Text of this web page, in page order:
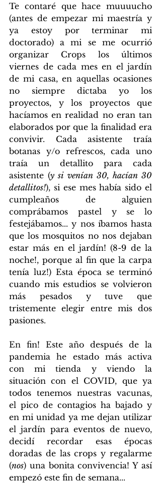
Te contaré que hace muuuucho
(antes de empezar mi maestría y
ya estoy por terminar mi
doctorado) a mi se me ocurrió
organizar Crops los últimos
viernes de cada mes en el jardín
de mi casa, en aquellas ocasiones
no siempre dictaba yo los
proyectos, y los proyectos que
hacíamos en realidad no eran tan
elaborados por que la finalidad era
convivir. Cada asistente traía
botanas y/o refrescos, cada uno
traía un detallito para cada
asistente (y si venían 30, hacían 30
detallitos!), si ese mes había sido el
cumpleaños de alguien
comprábamos pastel y se lo
festejábamos... y nos íbamos hasta
que los mosquitos no nos dejaban
estar más en el jardín! (8-9 de la
noche!, porque al fin que la carpa
tenía luz!) Esta época se terminó
cuando mis estudios se volvieron
más pesados y tuve que
tristemente elegir entre mis dos
pasiones.
En fin! Este año después de la
pandemia he estado más activa
con mi tienda y viendo la
situación con el COVID, que ya
todos tenemos nuestras vacunas,
el pico de contagios ha bajado y
en mi unidad ya me dejan utilizar
el jardín para eventos de nuevo,
decidí recordar esas épocas
doradas de las crops y regalarme
(nos) una bonita convivencia! Y así
empezó este fin de semana...